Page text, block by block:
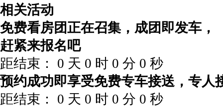
相关活动
免费看房团正在召集，成团即发车，
赶紧来报名吧
距结束：
0 天 0 时 0 分 0 秒
预约成功即享受免费专车接送，专人
距结束：
0 天 0 时 0 分 0 秒